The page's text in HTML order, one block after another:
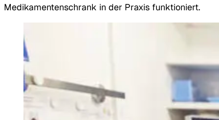
Medikamentenschrank in der Praxis funktioniert.